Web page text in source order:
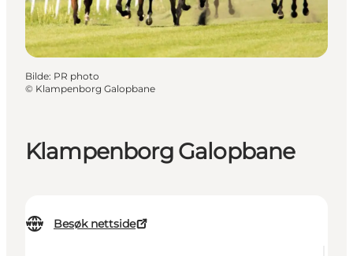
Klampenborg Galopbane
Besøk nettside
Bilde: PR photo
© Klampenborg Galopbane